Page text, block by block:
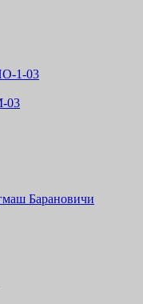
1-03
Барановичи